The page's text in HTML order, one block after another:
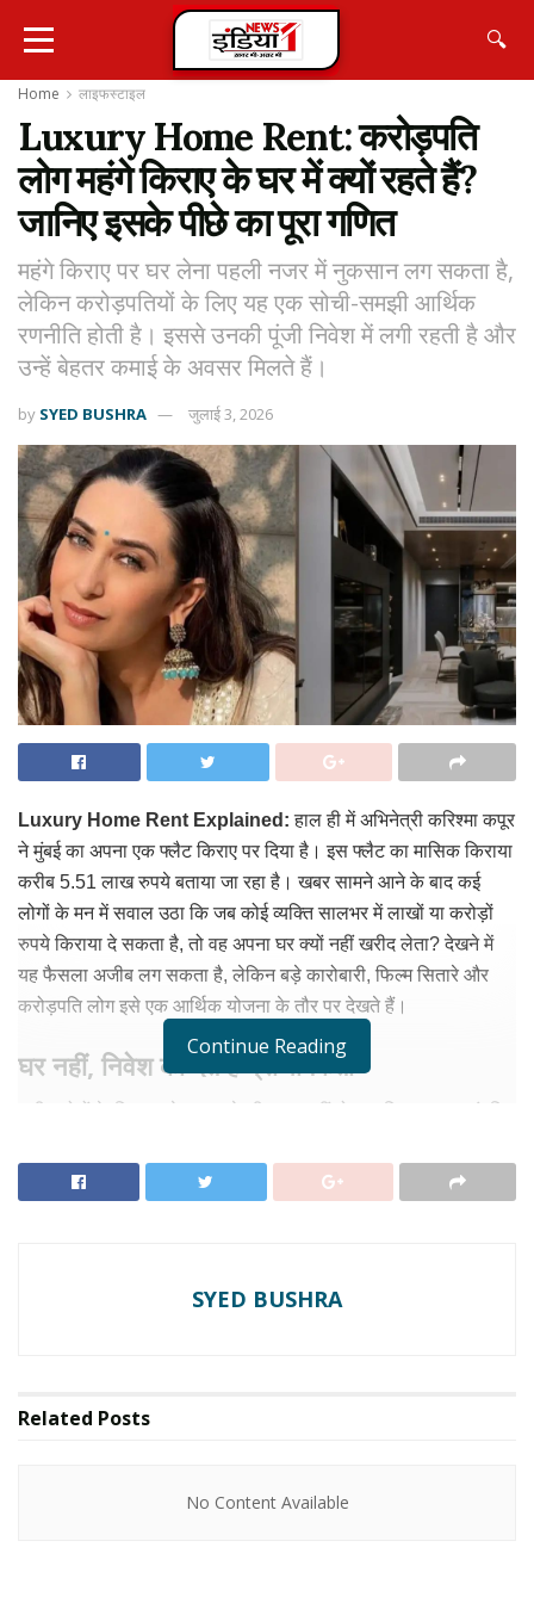
🔍
Home लाइफस्टाइल
Luxury Home Rent: करोड़पति
लोग महंगे किराए के घर में क्यों रहते हैं?
जानिए इसके पीछे का पूरा गणित
महंगे किराए पर घर लेना पहली नजर में नुकसान लग सकता है,
लेकिन करोड़पतियों के लिए यह एक सोची-समझी आर्थिक
रणनीति होती है। इससे उनकी पूंजी निवेश में लगी रहती है और
उन्हें बेहतर कमाई के अवसर मिलते हैं।
by SYED BUSHRA जुलाई 3, 2026
Luxury Home Rent Explained: हाल ही में अभिनेत्री करिश्मा कपूर
ने मुंबई का अपना एक फ्लैट किराए पर दिया है। इस फ्लैट का मासिक किराया
करीब 5.51 लाख रुपये बताया जा रहा है। खबर सामने आने के बाद कई
लोगों के मन में सवाल उठा कि जब कोई व्यक्ति सालभर में लाखों या करोड़ों
रुपये किराया दे सकता है, तो वह अपना घर क्यों नहीं खरीद लेता? देखने में
यह फैसला अजीब लग सकता है, लेकिन बड़े कारोबारी, फिल्म सितारे और
करोड़पति लोग इसे एक आर्थिक योजना के तौर पर देखते हैं।
घर नहीं, निवेश को देते हैं प्राथमिकता
से बेहतर है कि वही पैसा बिजनेस, शेयर बाजार, स्टार्टअप या दूसरे निवेश में
लगाया जाए, तो वे घर खरीदने की बजाय किराए पर रहना पसंद करते हैं।
जाती है। लेकिन यही पैसा दूसरे निवेश में लगाया जाए और उस पर अच्छा
Continue Reading
SYED BUSHRA
Related Posts
No Content Available